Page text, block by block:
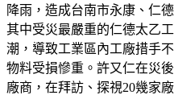
降雨，造成台南市永康、仁
其中受災最嚴重的仁德太乙
潮，導致工業區內工廠措手
物料受損慘重。許又仁在災
廠商，在拜訪、探視20幾家